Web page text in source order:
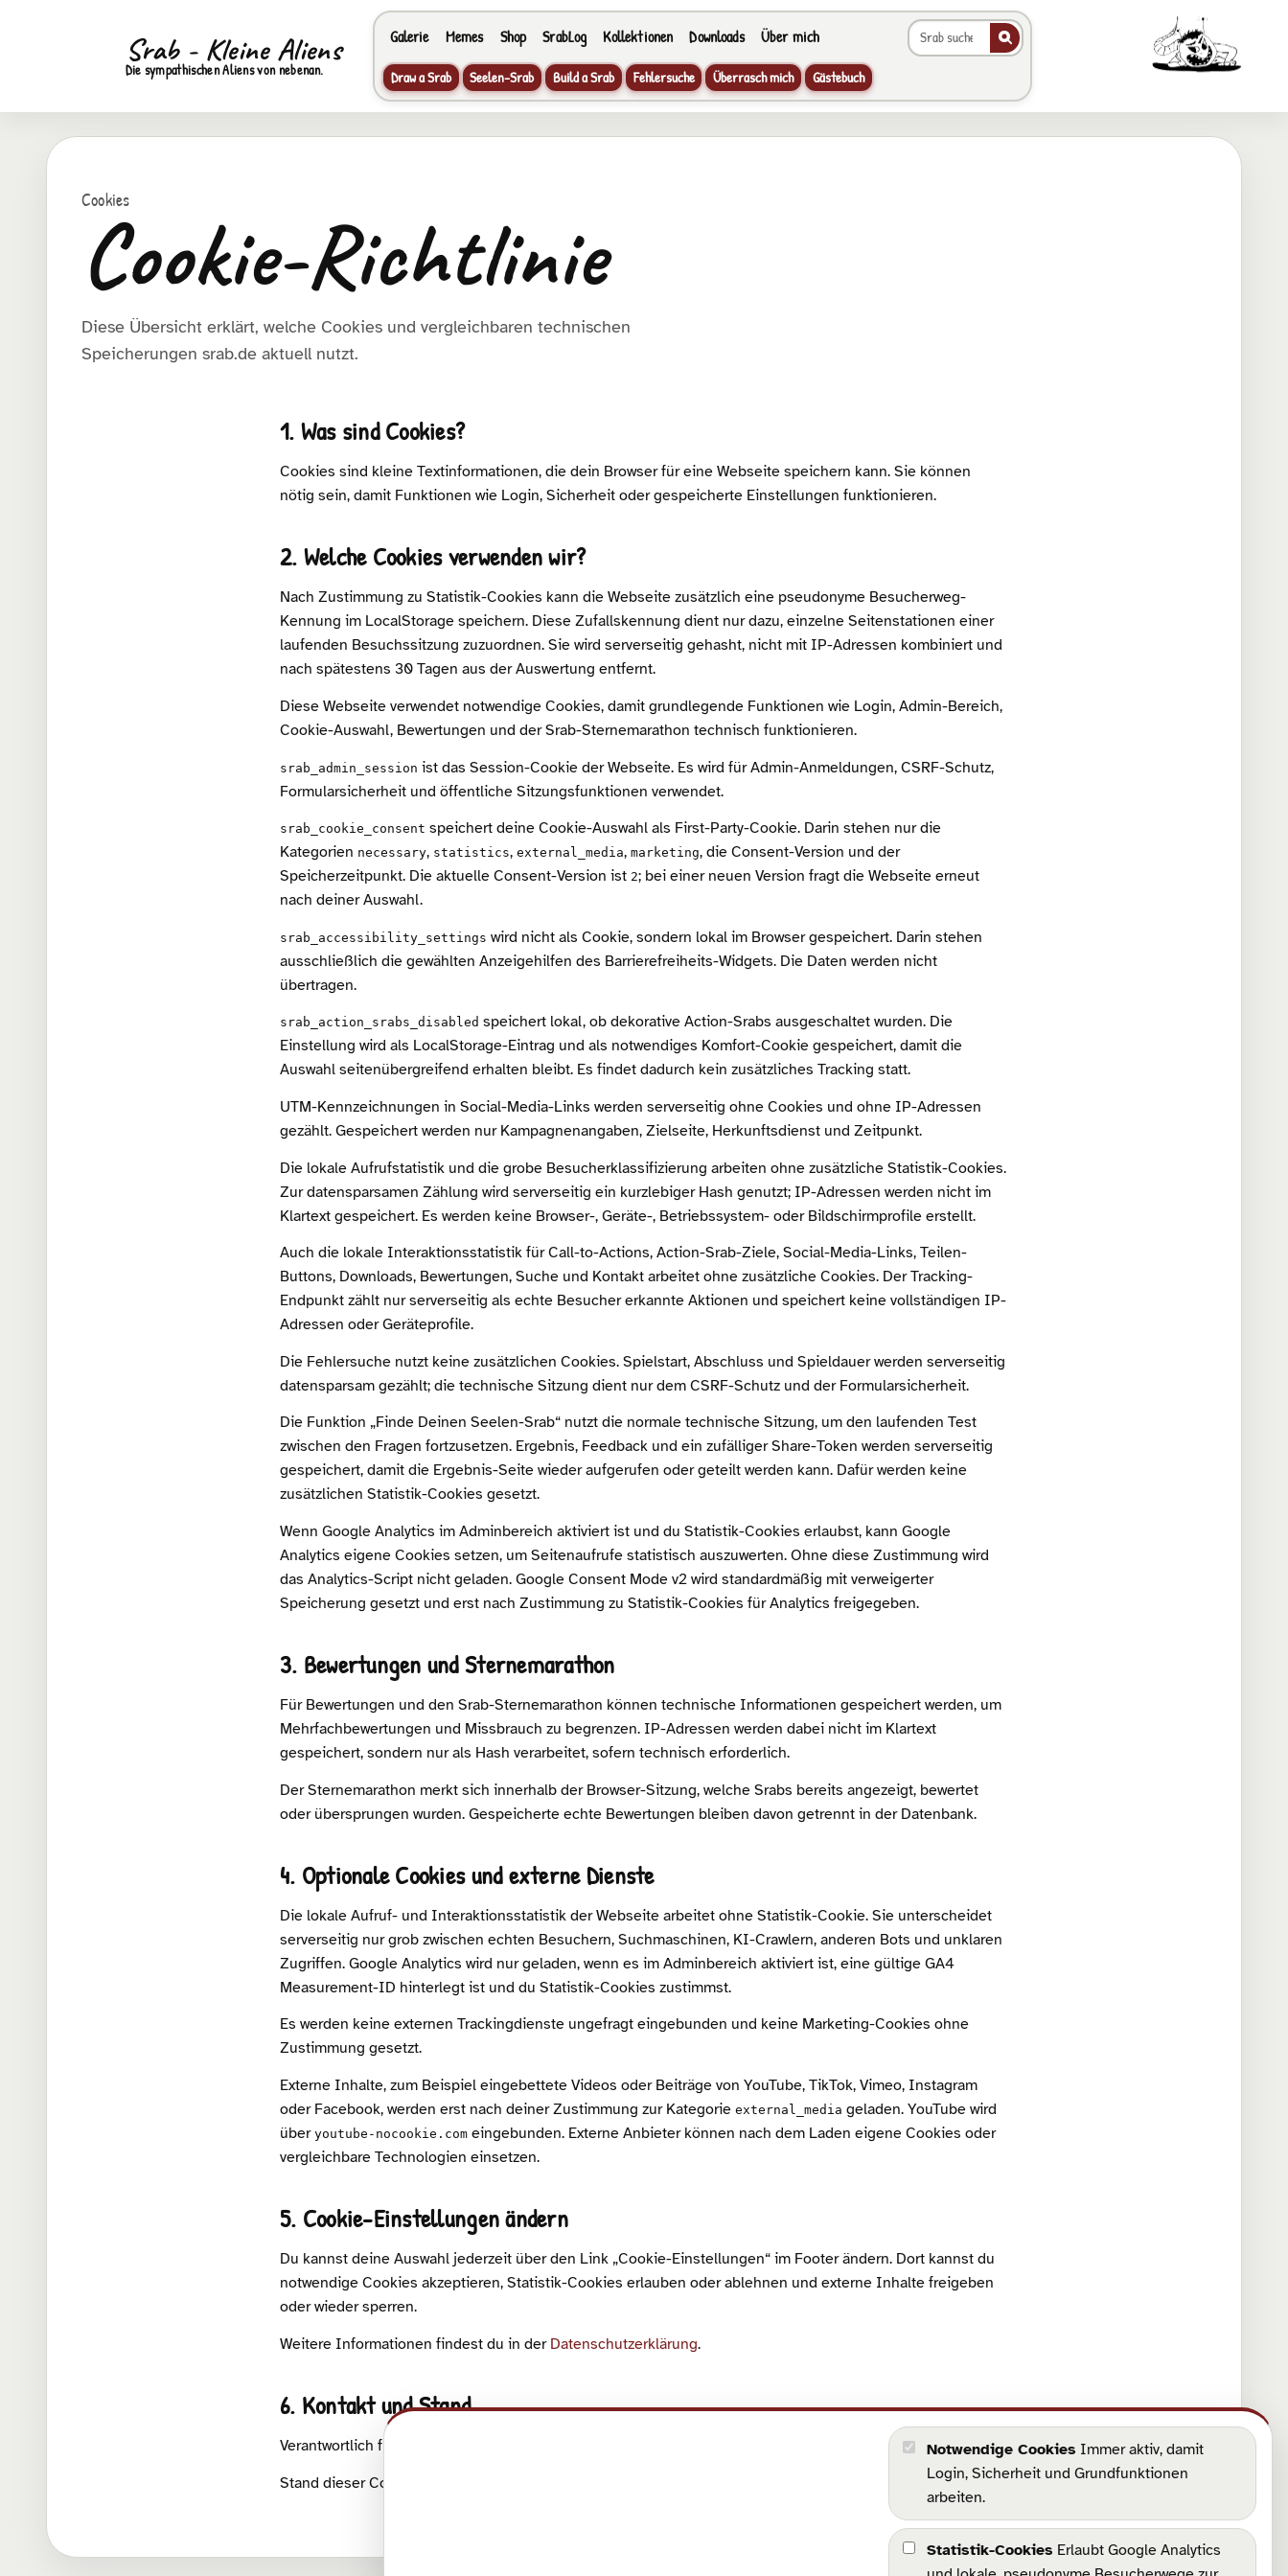
Srab - Kleine Aliens
Die sympathischen Aliens von nebenan.
Galerie Memes Shop SrabLog Kollektionen Downloads Über mich
Galerie durchsuchen
Draw a Srab
Seelen-Srab Build a Srab Fehlersuche Überrasch mich Gästebuch
Animierter Srab im
Cookies
Cookie-Richtlinie
Diese Übersicht erklärt, welche Cookies und vergleichbaren technischen
Speicherungen srab.de aktuell nutzt.
1. Was sind Cookies?
Cookies sind kleine Textinformationen, die dein Browser für eine Webseite speichern kann. Sie können
nötig sein, damit Funktionen wie Login, Sicherheit oder gespeicherte Einstellungen funktionieren.
2. Welche Cookies verwenden wir?
Nach Zustimmung zu Statistik-Cookies kann die Webseite zusätzlich eine pseudonyme Besucherweg-
Kennung im LocalStorage speichern. Diese Zufallskennung dient nur dazu, einzelne Seitenstationen einer
laufenden Besuchssitzung zuzuordnen. Sie wird serverseitig gehasht, nicht mit IP-Adressen kombiniert und
nach spätestens 30 Tagen aus der Auswertung entfernt.
Diese Webseite verwendet notwendige Cookies, damit grundlegende Funktionen wie Login, Admin-Bereich,
Cookie-Auswahl, Bewertungen und der Srab-Sternemarathon technisch funktionieren.
srab_admin_session ist das Session-Cookie der Webseite. Es wird für Admin-Anmeldungen, CSRF-Schutz,
Formularsicherheit und öffentliche Sitzungsfunktionen verwendet.
srab_cookie_consent speichert deine Cookie-Auswahl als First-Party-Cookie. Darin stehen nur die
Kategorien necessary, statistics, external_media, marketing, die Consent-Version und der
Speicherzeitpunkt. Die aktuelle Consent-Version ist 2; bei einer neuen Version fragt die Webseite erneut
nach deiner Auswahl.
srab_accessibility_settings wird nicht als Cookie, sondern lokal im Browser gespeichert. Darin stehen
ausschließlich die gewählten Anzeigehilfen des Barrierefreiheits-Widgets. Die Daten werden nicht
übertragen.
srab_action_srabs_disabled speichert lokal, ob dekorative Action-Srabs ausgeschaltet wurden. Die
Einstellung wird als LocalStorage-Eintrag und als notwendiges Komfort-Cookie gespeichert, damit die
Auswahl seitenübergreifend erhalten bleibt. Es findet dadurch kein zusätzliches Tracking statt.
UTM-Kennzeichnungen in Social-Media-Links werden serverseitig ohne Cookies und ohne IP-Adressen
gezählt. Gespeichert werden nur Kampagnenangaben, Zielseite, Herkunftsdienst und Zeitpunkt.
Die lokale Aufrufstatistik und die grobe Besucherklassifizierung arbeiten ohne zusätzliche Statistik-Cookies.
Zur datensparsamen Zählung wird serverseitig ein kurzlebiger Hash genutzt; IP-Adressen werden nicht im
Klartext gespeichert. Es werden keine Browser-, Geräte-, Betriebssystem- oder Bildschirmprofile erstellt.
Auch die lokale Interaktionsstatistik für Call-to-Actions, Action-Srab-Ziele, Social-Media-Links, Teilen-
Buttons, Downloads, Bewertungen, Suche und Kontakt arbeitet ohne zusätzliche Cookies. Der Tracking-
Endpunkt zählt nur serverseitig als echte Besucher erkannte Aktionen und speichert keine vollständigen IP-
Adressen oder Geräteprofile.
Die Fehlersuche nutzt keine zusätzlichen Cookies. Spielstart, Abschluss und Spieldauer werden serverseitig
datensparsam gezählt; die technische Sitzung dient nur dem CSRF-Schutz und der Formularsicherheit.
Die Funktion „Finde Deinen Seelen-Srab“ nutzt die normale technische Sitzung, um den laufenden Test
zwischen den Fragen fortzusetzen. Ergebnis, Feedback und ein zufälliger Share-Token werden serverseitig
gespeichert, damit die Ergebnis-Seite wieder aufgerufen oder geteilt werden kann. Dafür werden keine
zusätzlichen Statistik-Cookies gesetzt.
Wenn Google Analytics im Adminbereich aktiviert ist und du Statistik-Cookies erlaubst, kann Google
Analytics eigene Cookies setzen, um Seitenaufrufe statistisch auszuwerten. Ohne diese Zustimmung wird
das Analytics-Script nicht geladen. Google Consent Mode v2 wird standardmäßig mit verweigerter
Speicherung gesetzt und erst nach Zustimmung zu Statistik-Cookies für Analytics freigegeben.
3. Bewertungen und Sternemarathon
Für Bewertungen und den Srab-Sternemarathon können technische Informationen gespeichert werden, um
Mehrfachbewertungen und Missbrauch zu begrenzen. IP-Adressen werden dabei nicht im Klartext
gespeichert, sondern nur als Hash verarbeitet, sofern technisch erforderlich.
Der Sternemarathon merkt sich innerhalb der Browser-Sitzung, welche Srabs bereits angezeigt, bewertet
oder übersprungen wurden. Gespeicherte echte Bewertungen bleiben davon getrennt in der Datenbank.
4. Optionale Cookies und externe Dienste
Die lokale Aufruf- und Interaktionsstatistik der Webseite arbeitet ohne Statistik-Cookie. Sie unterscheidet
serverseitig nur grob zwischen echten Besuchern, Suchmaschinen, KI-Crawlern, anderen Bots und unklaren
Zugriffen. Google Analytics wird nur geladen, wenn es im Adminbereich aktiviert ist, eine gültige GA4
Measurement-ID hinterlegt ist und du Statistik-Cookies zustimmst.
Es werden keine externen Trackingdienste ungefragt eingebunden und keine Marketing-Cookies ohne
Zustimmung gesetzt.
Externe Inhalte, zum Beispiel eingebettete Videos oder Beiträge von YouTube, TikTok, Vimeo, Instagram
oder Facebook, werden erst nach deiner Zustimmung zur Kategorie external_media geladen. YouTube wird
über youtube-nocookie.com eingebunden. Externe Anbieter können nach dem Laden eigene Cookies oder
vergleichbare Technologien einsetzen.
5. Cookie-Einstellungen ändern
Du kannst deine Auswahl jederzeit über den Link „Cookie-Einstellungen“ im Footer ändern. Dort kannst du
notwendige Cookies akzeptieren, Statistik-Cookies erlauben oder ablehnen und externe Inhalte freigeben
oder wieder sperren.
Weitere Informationen findest du in der Datenschutzerklärung.
6. Kontakt und Stand
Verantwortlich für diese Webseite ist Roman Runge. Kontaktmöglichkeiten findest du auf derKontaktseite.
Stand dieser Cookie-Richtlinie: 07.08.2026
Notwendige Cookies Immer aktiv, damit
Login, Sicherheit und Grundfunktionen
arbeiten.
Statistik-Cookies Erlaubt Google Analytics